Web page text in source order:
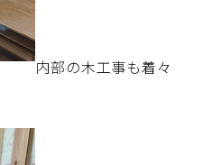
内部の木工事も着々